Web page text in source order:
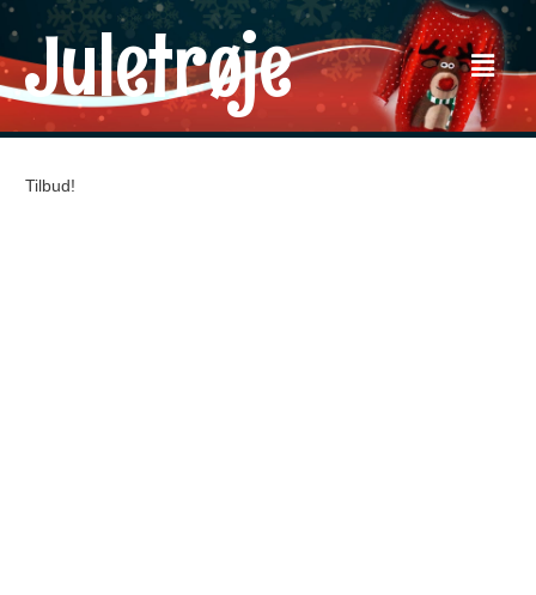
Juletrøje
Tilbud!